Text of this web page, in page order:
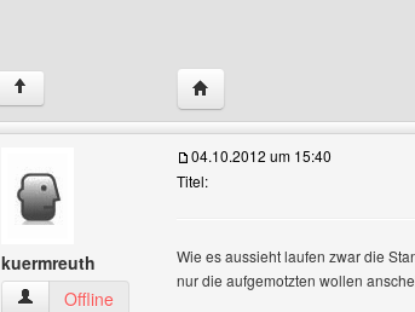
↑ Website dieses Benutzers
kuermreuth
kuermreuth Benutzer-Profile anzeigen
Offline
04.10.2012 um 15:40
Titel:
Wie es aussieht laufen zwar die
nur die aufgemotzten wollen